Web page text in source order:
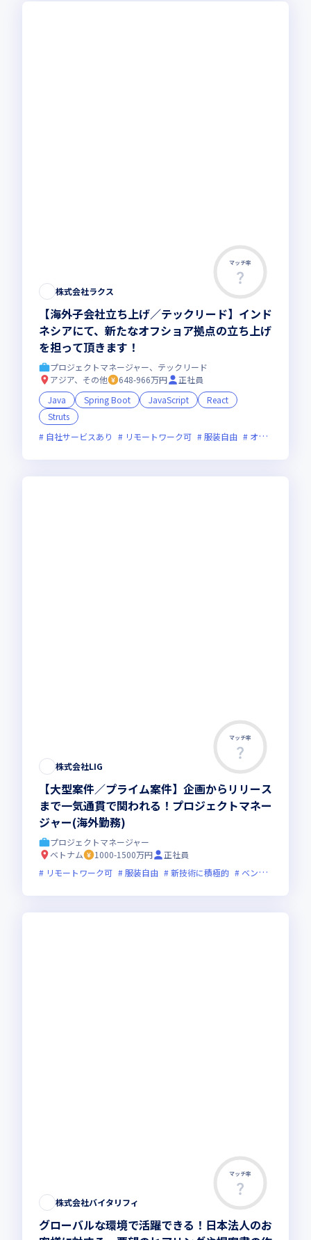
マッチ率
株式会社ラクス
【海外子会社立ち上げ／テックリード】インド
ネシアにて、新たなオフショア拠点の立ち上げ
を担って頂きます！
プロジェクトマネージャー、テックリード
アジア、その他
648-966万円
正社員
Java
Spring Boot JavaScript
React
Struts
自社サービスあり
リモートワーク可 服装自由 オンライン選考可
マッチ率
株式会社LIG
【大型案件／プライム案件】企画からリリース
まで一気通貫で関われる！プロジェクトマネー
ジャー(海外勤務)
プロジェクトマネージャー
ベトナム
1000-1500万円
正社員
リモートワーク可
服装自由 新技術に積極的 ベンチャー企業
マッチ率
株式会社バイタリフィ
グローバルな環境で活躍できる！日本法人のお